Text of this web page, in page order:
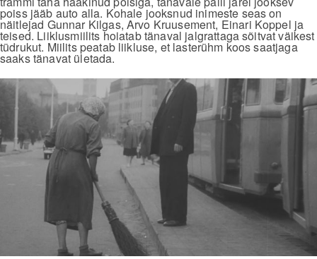
poiss jääb auto alla. Kohale jooksnud inimeste seas on
näitlejad Gunnar Kilgas, Arvo Kruusement, Einari Koppel ja
teised. Liiklusmiilits hoiatab tänaval jalgrattaga sõitvat väikest
tüdrukut. Miilits peatab liikluse, et lasterühm koos saatjaga
saaks tänavat ületada.